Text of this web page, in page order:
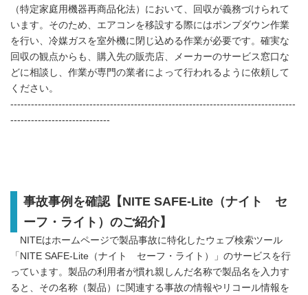
（特定家庭用機器再商品化法）において、回収が義務づけられて
います。そのため、エアコンを移設する際にはポンプダウン作業
を行い、冷媒ガスを室外機に閉じ込める作業が必要です。確実な
回収の観点からも、購入先の販売店、メーカーのサービス窓口な
どに相談し、作業が専門の業者によって行われるように依頼して
ください。
-----------------------------------------------------------------------------------
-----------------------------
事故事例を確認【NITE SAFE-Lite（ナイト セ
ーフ・ライト）のご紹介】
NITEはホームページで製品事故に特化したウェブ検索ツール
「NITE SAFE-Lite（ナイト セーフ・ライト）」のサービスを行
っています。製品の利用者が慣れ親しんだ名称で製品名を入力す
ると、その名称（製品）に関連する事故の情報やリコール情報を